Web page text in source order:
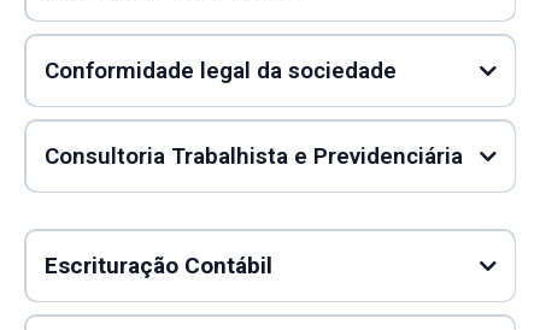
Conformidade legal da sociedade
Consultoria Trabalhista e Previdenciária
Escrituração Contábil